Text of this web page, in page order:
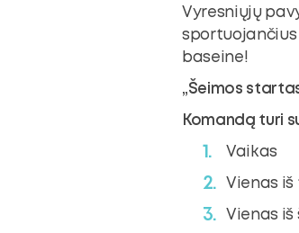
Vyresniųjų
sportuojančius
baseine!
„Šeimos
Komandą turi
Vaikas
Vienas iš
Vienas